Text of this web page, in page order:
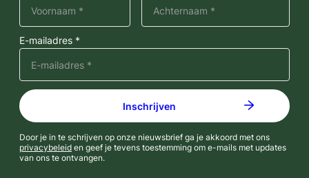
E-mailadres *
Door je in te schrijven op onze nieuwsbrief ga je akkoord met ons
privacybeleid en geef je tevens toestemming om e-mails met updates
van ons te ontvangen.